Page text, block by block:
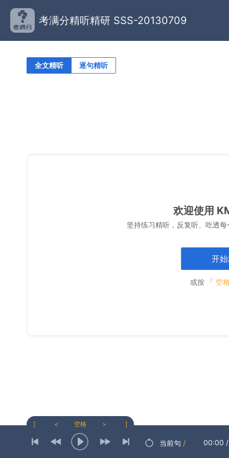
考满分精听精研 SSS-20130709
全文精听 逐句精听
欢迎使用
坚持练习精听，反复听、吃透
开
或按 「 空
[ < 空格 > ]
当前句 / 00:00 /